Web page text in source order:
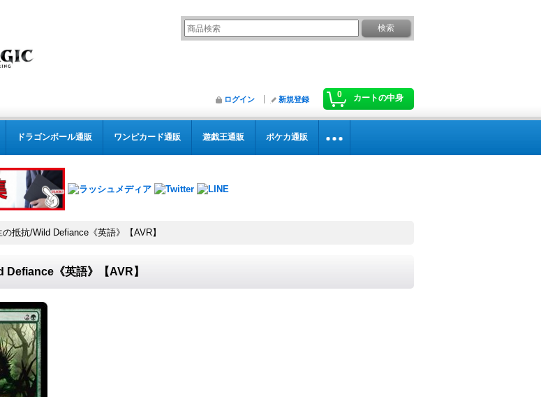
0 カートの中身
ログイン 新規登録
ドラゴンボール通販 ワンピカード通販 遊戯王通販 ポケカ通販
抵抗/Wild Defiance《英語》【AVR】
Defiance《英語》【AVR】